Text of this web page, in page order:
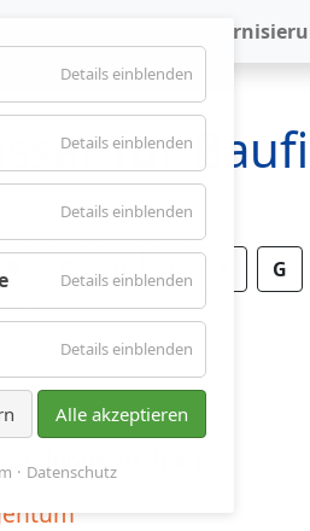
Details einblenden
Google
Details einblenden
Facebook
Details einblenden
Essenziell
Details einblenden
Formulare
Details einblenden
Analyse
Alle akzeptieren
Datenschutz
für
C D E G
Z